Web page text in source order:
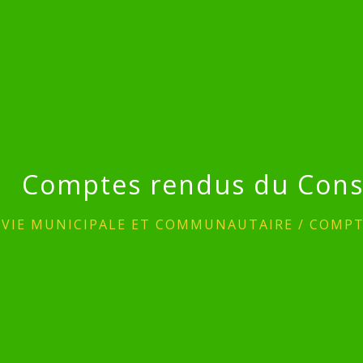
Comptes rendus du
VIE MUNICIPALE ET COMMUNAUTAIRE /